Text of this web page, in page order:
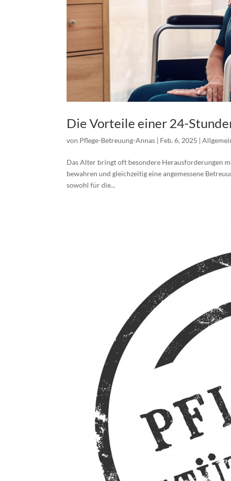
Die Vorteile einer 24-
von Pflege-Betreuung-Annas | Feb. 6, 2025 |
Das Alter bringt oft besondere Herausforderungen
bewahren und gleichzeitig eine angemessene
sowohl für die...